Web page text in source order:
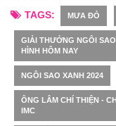
TAGS:
MƯA ĐỎ
GIẢI THƯỞNG NGÔI
HÌNH HÔM NAY
NGÔI SAO XANH 2024
ÔNG LÂM CHÍ THIỆN -
IMC